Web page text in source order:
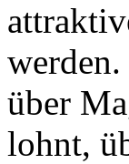
über
lohnt,